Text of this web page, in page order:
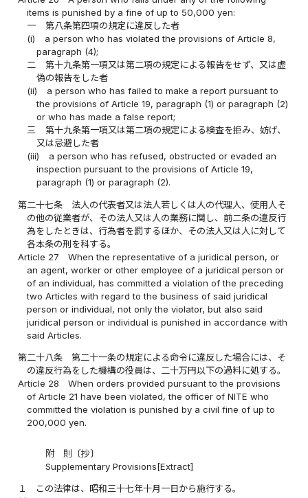
items is punished by a fine of up to 50,000 yen:
一
第八条第四項の規定に違反した者
(i)
a person who has violated the provisions of Article 8,
paragraph (4);
二
第十九条第一項又は第二項の規定による報告をせず、又は虚
偽の報告をした者
(ii)
a person who has failed to make a report pursuant to
the provisions of Article 19, paragraph (1) or paragraph (2)
or who has made a false report;
三
第十九条第一項又は第二項の規定による検査を拒み、妨げ、
又は忌避した者
(iii)
a person who has refused, obstructed or evaded an
inspection pursuant to the provisions of Article 19,
paragraph (1) or paragraph (2).
第二十七条
法人の代表者又は法人若しくは人の代理人、使用人そ
の他の従業者が、その法人又は人の業務に関し、前二条の違反行
為をしたときは、行為者を罰するほか、その法人又は人に対して
各本条の刑を科する。
Article 27
When the representative of a juridical person, or
an agent, worker or other employee of a juridical person or
of an individual, has committed a violation of the preceding
two Articles with regard to the business of said juridical
person or individual, not only the violator, but also said
juridical person or individual is punished in accordance with
said Articles.
第二十八条
第二十一条の規定による命令に違反した場合には、そ
の違反行為をした機構の役員は、二十万円以下の過料に処する。
Article 28
When orders provided pursuant to the provisions
of Article 21 have been violated, the officer of NITE who
committed the violation is punished by a civil fine of up to
200,000 yen.
附 則〔抄〕
Supplementary Provisions[Extract]
１
この法律は、昭和三十七年十月一日から施行する。